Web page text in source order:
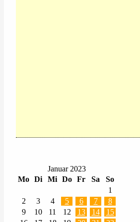
Januar 2023
Mo Di Mi Do Fr Sa
So
1
2
3 4 5 6 7
8
9
10 11 12 13 14
15